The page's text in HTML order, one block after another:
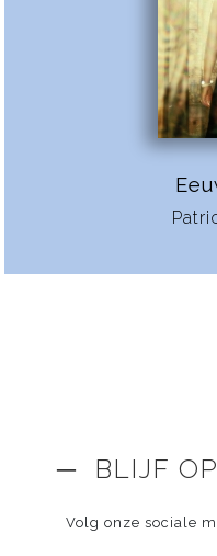
─ BLIJF
Volg onze sociale